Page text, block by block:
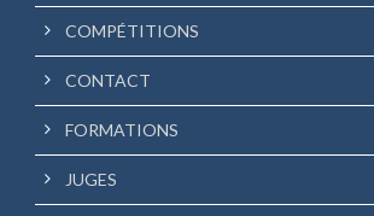
COMPÉTITIONS
CONTACT
FORMATIONS
JUGES